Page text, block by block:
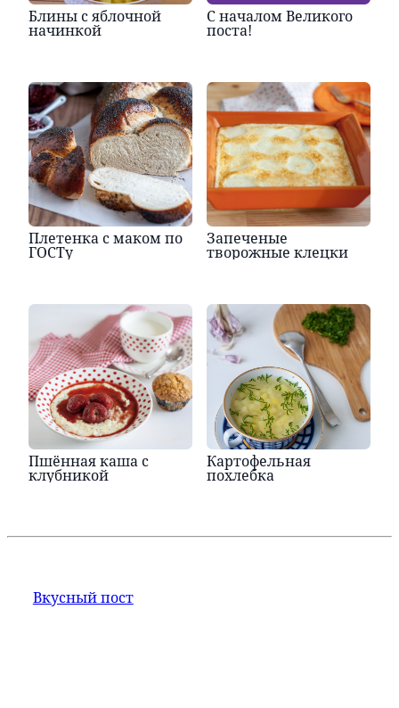
Блины с яблочной
начинкой
С началом Великого
поста!
Плетенка с маком по
ГОСТу
Запеченые
творожные клецки
Пшённая каша с
клубникой
Картофельная
похлебка
Вкусный пост